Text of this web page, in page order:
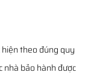
theo đúng quy
nhà bảo hành được